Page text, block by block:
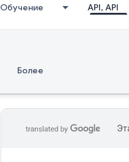
Обучение API, API
Более